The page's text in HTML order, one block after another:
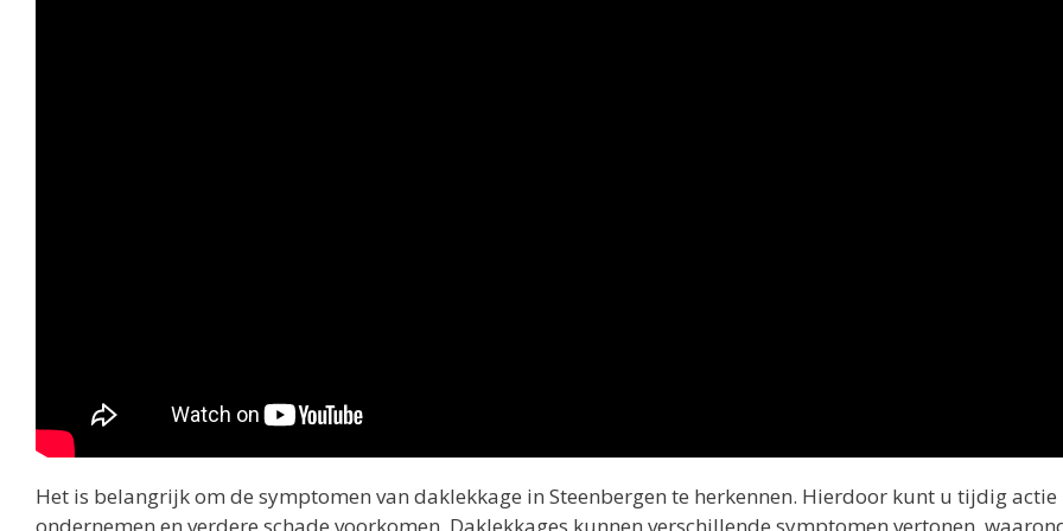
Het is belangrijk om de symptomen van daklekkage in Steenbergen te herkennen. Hierdoor kunt u tijdig actie